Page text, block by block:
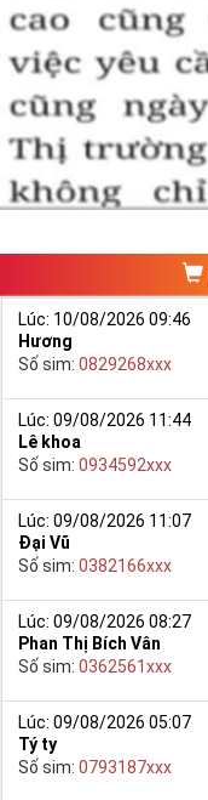
Lúc: 10/08/2026 09:46
Hương
Số sim: 0829268xxx
Lúc: 09/08/2026 11:44
Lê khoa
Số sim: 0934592xxx
Lúc: 09/08/2026 11:07
Đại Vũ
Số sim: 0382166xxx
Lúc: 09/08/2026 08:27
Phan Thị Bích Vân
Số sim: 0362561xxx
Lúc: 09/08/2026 05:07
Tý ty
Số sim: 0793187xxx